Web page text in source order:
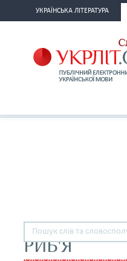
УКРАЇНСЬКА ЛІТЕРАТУРА
РИБ'Я